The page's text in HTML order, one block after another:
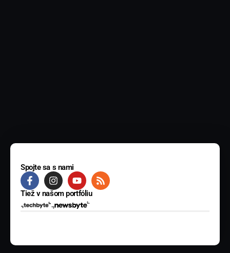
Spojte sa s nami
Tiež v našom portfóliu